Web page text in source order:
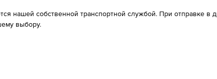
нашей собственной транспортной службой. При отправке в
выбору.